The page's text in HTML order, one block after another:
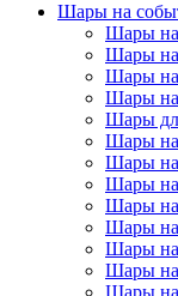
Шары на
Шары на
Шары на
Шары на
Шары на
Шары
Шары на
Шары на
Шары на
Шары на
Шары на
Шары
Шары
Шары на